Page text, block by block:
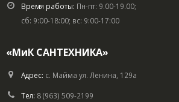
Время работы: Пн-пт: 9.00-19.00;
сб: 9:00-18:00; вс: 9:00-17:00
«МиК САНТЕХНИКА»
Адрес: с. Майма ул. Ленина, 129а
Тел: 8 (963) 509-2199